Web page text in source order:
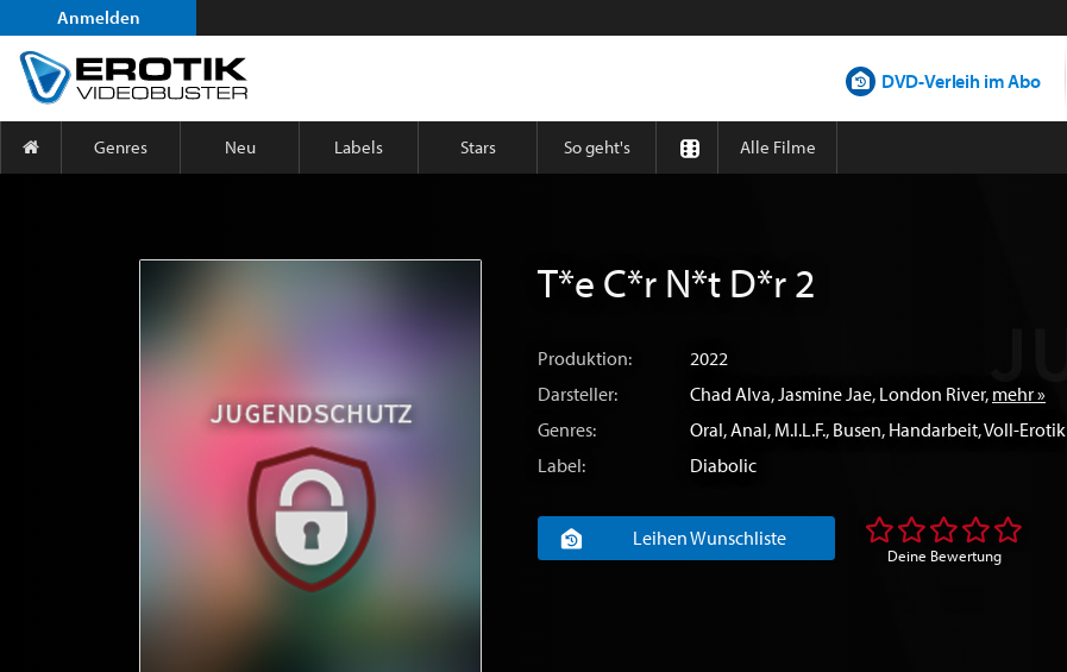
Anmelden
DVD-Verleih im Abo
Genres Neu Labels Stars So geht's Alle Filme
T*e C*r N*t D*r 2
Produktion:
2022
Darsteller:
Chad Alva,Jasmine Jae, London River, mehr »
Genres:
Oral,Anal, M.I.L.F., Busen, Handarbeit,Voll-Erotik
Label:
Diabolic
Leihen Wunschliste
Deine Bewertung